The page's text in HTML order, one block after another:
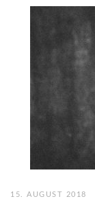
15. AUGUST 2018